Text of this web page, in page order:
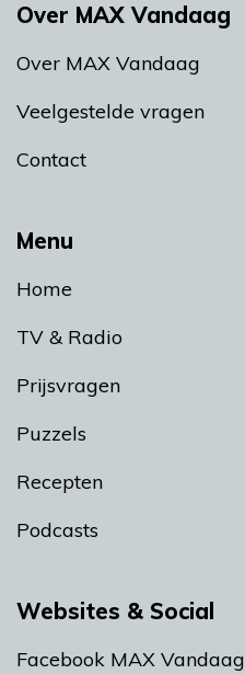
Menu
Home
TV & Radio
Prijsvragen
Puzzels
Recepten
Podcasts
Over MAX Vandaag
Over MAX Vandaag
Veelgestelde vragen
Contact
Websites & Social
Facebook MAX Vandaag